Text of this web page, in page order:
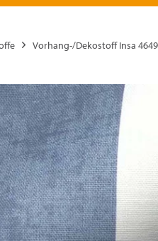
Vorhang-/Dekostoff Insa 4649